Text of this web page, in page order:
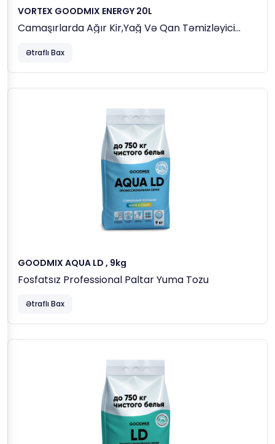
VORTEX GOODMIX ENERGY 20L
Camaşırlarda Ağır Kir,yağ Və Qan Təmizləyici
Ətraflı Bax
GOODMIX AQUA LD , 9kg
Fosfatsız Professional Paltar Yuma Tozu
Ətraflı Bax